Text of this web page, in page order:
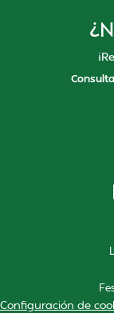
Configuración de